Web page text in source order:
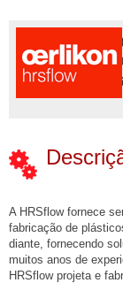
A HRSflow fornece
fabricação de
diante, fornecendo
muitos anos de
HRSflow projeta e